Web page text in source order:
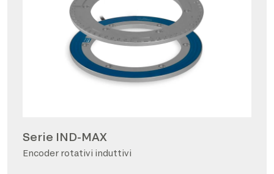
Serie IND-MAX
Encoder rotativi induttivi